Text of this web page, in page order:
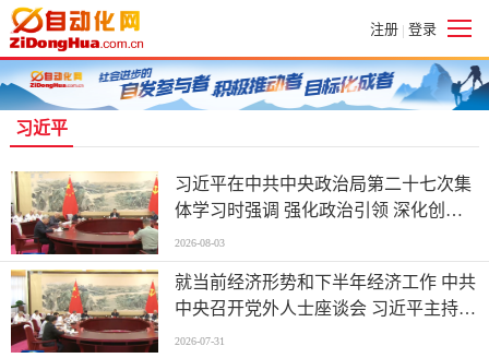
注册 | 登录
习近平
习近平在中共中央政治局第二十七次集
体学习时强调 强化政治引领 深化创新
发展 高质量推进国防和军队现代化
2026-08-03
就当前经济形势和下半年经济工作 中共
中央召开党外人士座谈会 习近平主持并
发表重要讲话
2026-07-31